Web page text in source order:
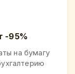
-95%
на бумагу